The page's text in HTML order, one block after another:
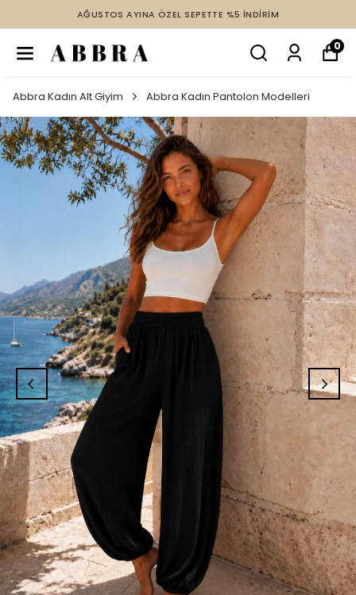
AĞUSTOS AYINA ÖZEL SEPETTE %5 İNDİRİM
0
Abbra Kadın Alt Giyim Abbra Kadın Pantolon Modelleri